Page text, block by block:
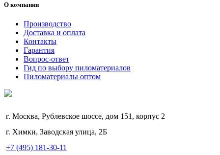
О компании
Производство
Доставка и оплата
Контакты
Гарантия
Вопрос-ответ
Гид по выбору пиломатериалов
Пиломатериалы оптом
г. Москва, Рублевское шоссе, дом 151, корпус 2
г. Химки, Заводская улица, 2Б
+7 (495) 181-30-11